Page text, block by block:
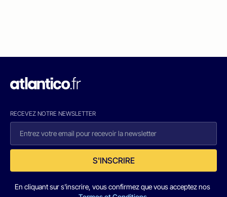
RECEVEZ NOTRE NEWSLETTER
S'INSCRIRE
En cliquant sur s'inscrire, vous confirmez que vous acceptez nos